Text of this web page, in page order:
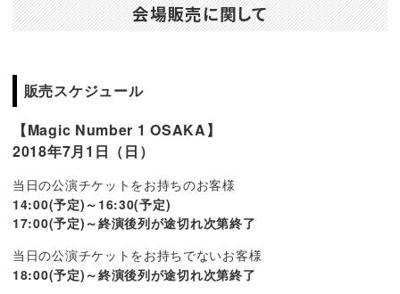
会場販売に関して
販売スケジュール
【Magic Number 1 OSAKA】
2018年7月1日（日）
当日の公演チケットをお持ちのお客様
14:00(予定)～16:30(予定)
17:00(予定)～終演後列が途切れ次第終了
当日の公演チケットをお持ちでないお客様
18:00(予定)～終演後列が途切れ次第終了